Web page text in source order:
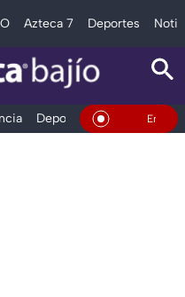
Azteca 7 Deportes
Deportes Espectáculos
En Vivo